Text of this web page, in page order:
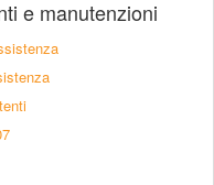
e manutenzioni